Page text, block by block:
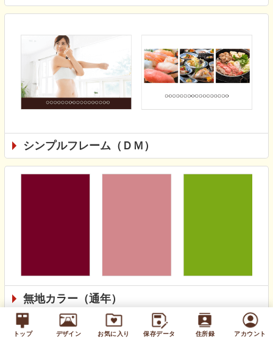
トップ デザイン お気に入り 保存データ 住所録 アカウント
シンプルフレーム（ＤＭ）
無地カラー（通年）